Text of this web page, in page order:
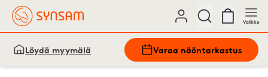
Valikko
Löydä myymälä Varaa näöntarkastus